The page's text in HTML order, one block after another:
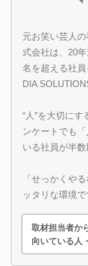
元お笑い芸人
式会社は、20
名を超える社
DIA
“人”を大切に
ンケートでも
いる社員が半数
「せっかくや
ッタリな環境で
取材担当者か
向いている人